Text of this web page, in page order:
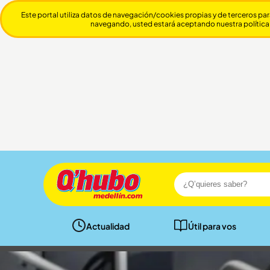
Actualidad Útil para vos
Este portal utiliza datos de navegación/cookies propias y de terceros
navegando, usted estará aceptando nuestra